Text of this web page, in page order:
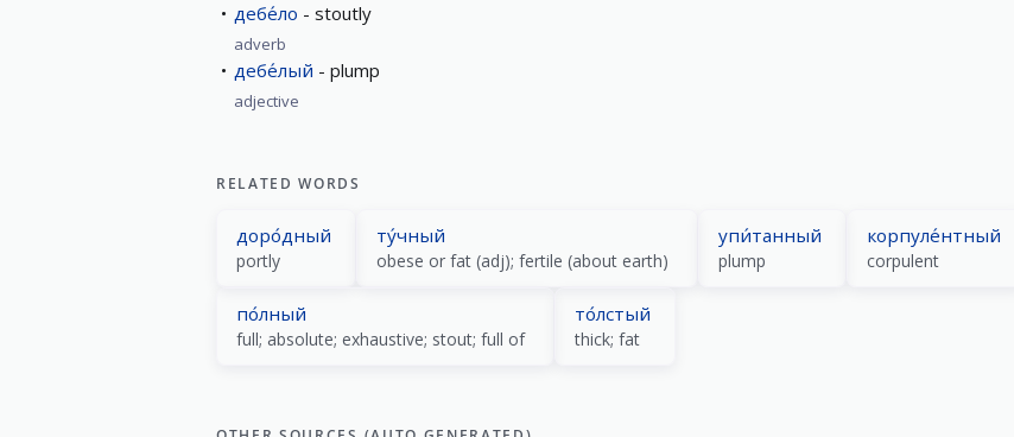
дебе́ло stoutly
adverb
дебе́лый plump
adjective
RELATED WORDS
доро́дный
portly
ту́чный
obese or fat (adj); fertile (about earth)
упи́танный
plump
корпуле́нтный
corpulent
по́лный
full; absolute; exhaustive; stout; full of
то́лстый
thick; fat